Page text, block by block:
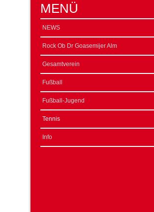
MENÜ
NEWS
Rock Ob Dr Goasemijer Alm
Gesamtverein
Fußball
Fußball-Jugend
Tennis
Info